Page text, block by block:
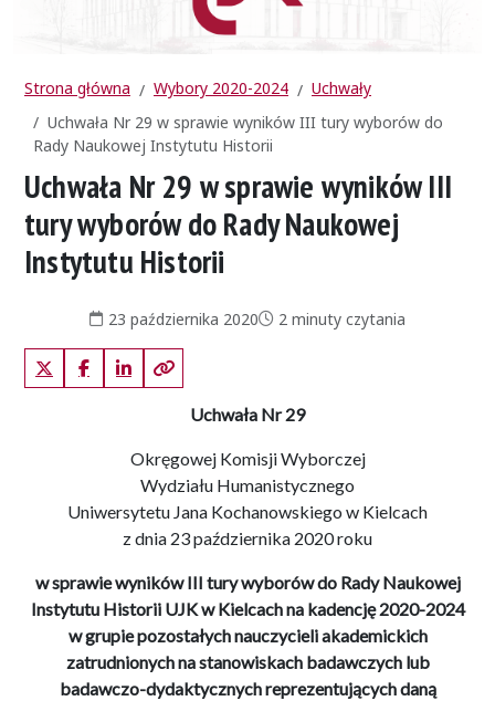
Strona główna Wybory 2020-2024
Uchwały
Uchwała Nr 29 w sprawie wyników III tury wyborów do
Rady Naukowej Instytutu Historii
Uchwała Nr 29 w sprawie wyników III
tury wyborów do Rady Naukowej
Instytutu Historii
Data publikacji:
23 października 2020Czas czytania:
2 minuty czytania
X (Twitter)FacebookLinkedInKopiuj link
Uchwała Nr 29
Okręgowej Komisji Wyborczej
Wydziału Humanistycznego
Uniwersytetu Jana Kochanowskiego w Kielcach
z dnia 23 października 2020 roku
w sprawie wyników III tury wyborów do Rady Naukowej
Instytutu Historii UJK w Kielcach na kadencję 2020-2024
w grupie pozostałych nauczycieli akademickich
zatrudnionych na stanowiskach badawczych lub
badawczo-dydaktycznych reprezentujących daną